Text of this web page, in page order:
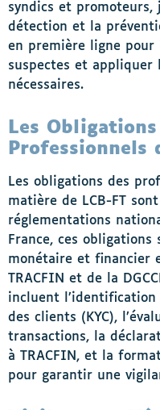
syndics et
détection et la
en première ligne
suspectes et appliquer
nécessaires.
Les
Professionnels
Les obligations des
matière de LCB-FT
réglementations
France, ces obligations
monétaire et financier
TRACFIN et de la
incluent
des clients (KYC),
transactions, la
à TRACFIN, et la
pour garantir une